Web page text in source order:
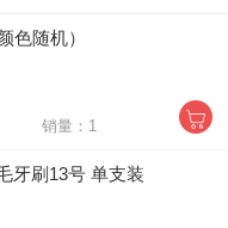
色随机）
销量：1
牙刷13号 单支装